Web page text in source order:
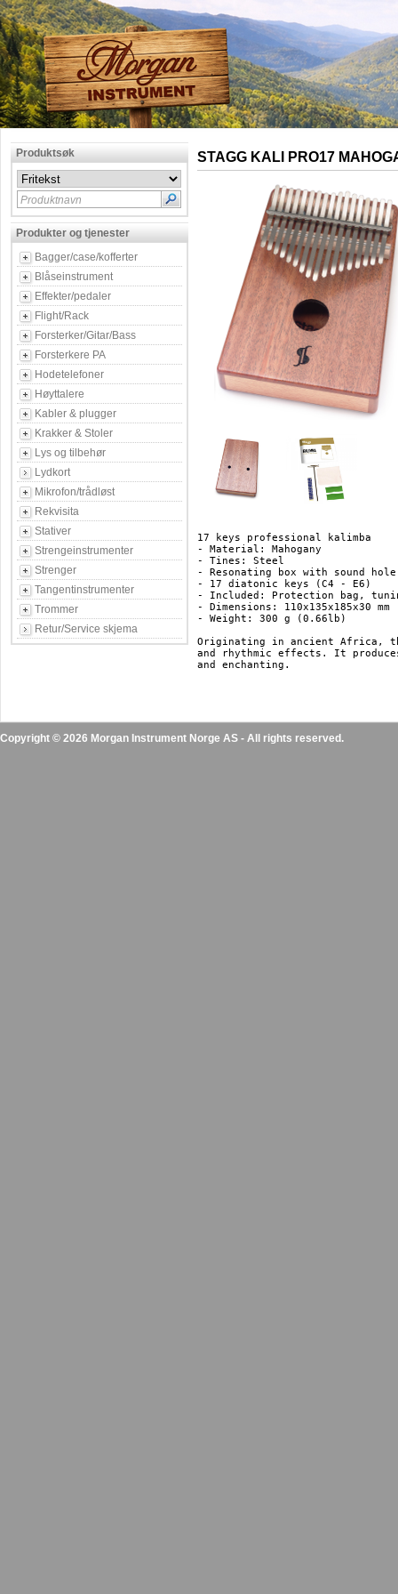
Produktsøk
Produktnavn
Produkter og tjenester
Bagger/case/kofferter
Blåseinstrument
Effekter/pedaler
Flight/Rack
Forsterker/Gitar/Bass
Forsterkere PA
Hodetelefoner
Høyttalere
Kabler & plugger
Krakker & Stoler
Lys og tilbehør
Lydkort
Mikrofon/trådløst
Rekvisita
Stativer
Strengeinstrumenter
Strenger
Tangentinstrumenter
Trommer
Retur/Service skjema
STAGG KALI PRO17
17 keys professional kalimba
- Material: Mahogany
- Tines: Steel
- Resonating box with sound
- 17 diatonic keys (C4 - E6)
- Included: Protection bag,
- Dimensions: 110x135x185x30
- Weight: 300 g (0.66lb)
Originating in ancient Africa,
and rhythmic effects. It
and enchanting.
Copyright © 2026 Morgan Instrument Norge AS - All rights reserved.